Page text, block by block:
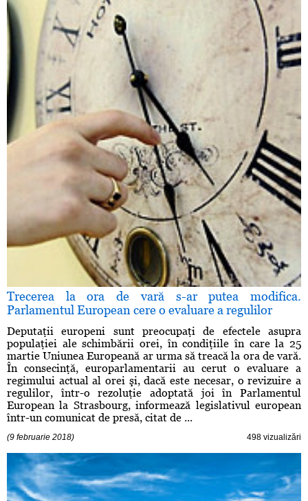
Trecerea la ora de vară s-ar putea modifica.
Parlamentul European cere o evaluare a regulilor
Deputaţii europeni sunt preocupaţi de efectele asupra
populaţiei ale schimbării orei, în condiţiile în care la 25
martie Uniunea Europeană ar urma să treacă la ora de vară.
În consecinţă, europarlamentarii au cerut o evaluare a
regimului actual al orei şi, dacă este necesar, o revizuire a
regulilor, într-o rezoluţie adoptată joi în Parlamentul
European la Strasbourg, informează legislativul european
într-un comunicat de presă, citat de ...
(9 februarie 2018) 498 vizualizări